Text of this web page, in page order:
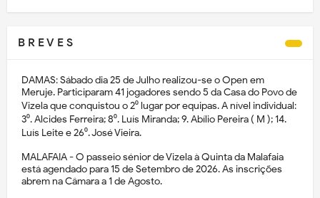
B R E V E S
DAMAS: Sábado dia 25 de Julho realizou-se o Open em
Meruje. Participaram 41 jogadores sendo 5 da Casa do Povo de
Vizela que conquistou o 2⁰ lugar por equipas. A nível individual:
3⁰. Alcides Ferreira; 8⁰. Luís Miranda; 9. Abílio Pereira ( M ); 14.
Luís Leite e 26⁰. José Vieira.
MALAFAIA - O passeio sénior de Vizela à Quinta da Malafaia
está agendado para 15 de Setembro de 2026. As inscrições
abrem na Câmara a 1 de Agosto.